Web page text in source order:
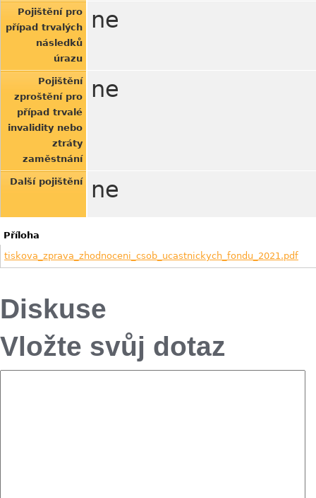
Pojištění pro
případ trvalých
následků
úrazu
ne
Pojištění
zproštění pro
případ trvalé
invalidity nebo
ztráty
zaměstnání
ne
Další pojištění ne
Příloha
tiskova_zprava_zhodnoceni_csob_ucastnickych_fondu_2021.pdf
Diskuse
Vložte svůj dotaz